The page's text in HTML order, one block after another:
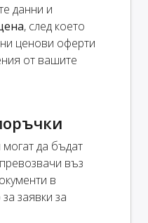
данни и
, след което
ценови оферти
от вашите
да бъдат
въз
в
заявки за